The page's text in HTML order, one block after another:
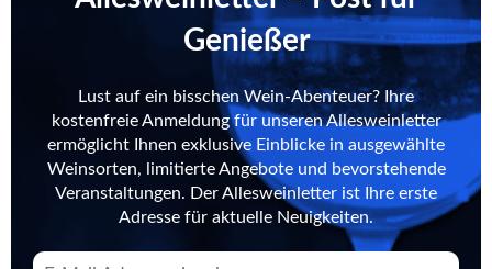
Genießer
Lust auf ein bisschen Wein-Abenteuer? Ihre
kostenfreie Anmeldung für unseren Allesweinletter
ermöglicht Ihnen exklusive Einblicke in ausgewählte
Weinsorten, limitierte Angebote und bevorstehende
Veranstaltungen. Der Allesweinletter ist Ihre erste
Adresse für aktuelle Neuigkeiten.